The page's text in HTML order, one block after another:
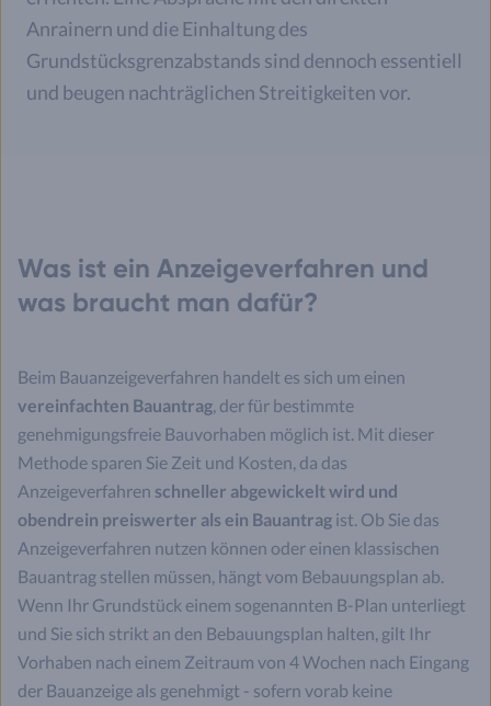
Anrainern und die Einhaltung des
Grundstücksgrenzabstands sind dennoch essentiell
und beugen nachträglichen Streitigkeiten vor.
Was ist ein Anzeigeverfahren und
was braucht man dafür?
Beim Bauanzeigeverfahren handelt es sich um einen
vereinfachten Bauantrag, der für bestimmte
genehmigungsfreie Bauvorhaben möglich ist. Mit dieser
Methode sparen Sie Zeit und Kosten, da das
Anzeigeverfahren schneller abgewickelt wird und
obendrein preiswerter als ein Bauantrag ist. Ob Sie das
Anzeigeverfahren nutzen können oder einen klassischen
Bauantrag stellen müssen, hängt vom Bebauungsplan ab.
Wenn Ihr Grundstück einem sogenannten B-Plan unterliegt
und Sie sich strikt an den Bebauungsplan halten, gilt Ihr
Vorhaben nach einem Zeitraum von 4 Wochen nach Eingang
der Bauanzeige als genehmigt - sofern vorab keine